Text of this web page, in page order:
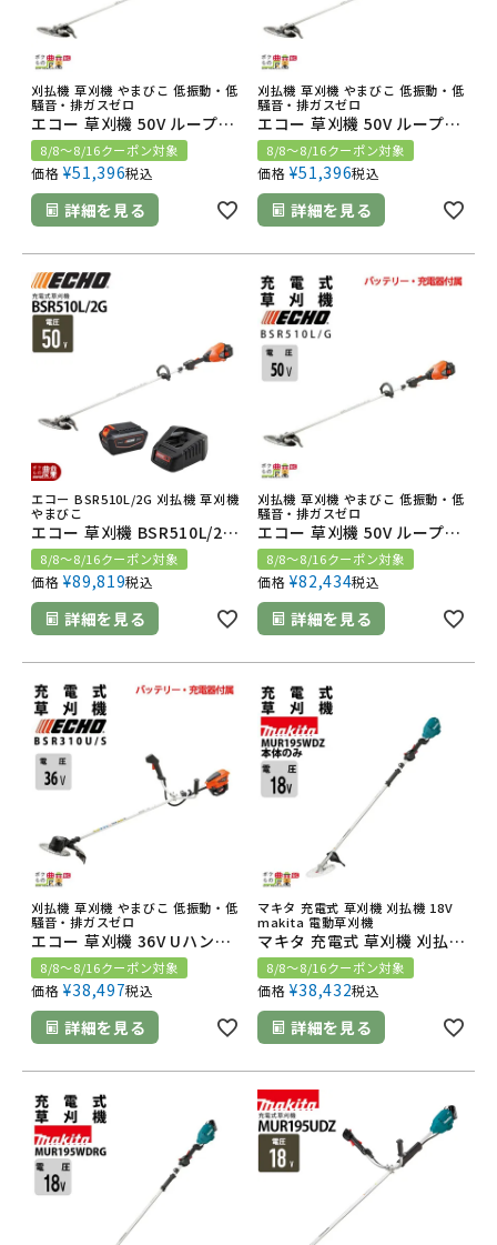
刈払機 草刈機 やまびこ 低振動・低
騒音・排ガスゼロ
エコー 草刈機 50V ループハンドル BSR510U 3.2kg 本体のみ バッテリー・充電器なし
8/8～8/16クーポン対象
価格 ¥51,396税込
詳細を見る
刈払機 草刈機 やまびこ 低振動・低
騒音・排ガスゼロ
エコー 草刈機 50V ループハンドル BSR510L 3.0kg 本体のみ バッテリー・充電器なし
8/8～8/16クーポン対象
価格 ¥51,396税込
詳細を見る
エコー BSR510L/2G 刈払機 草刈機
やまびこ
エコー 草刈機 BSR510L/2G 充電式 50V ループハンドル 3.0kg 2Pバッテリー・充電器付属
8/8～8/16クーポン対象
価格 ¥89,819税込
詳細を見る
刈払機 草刈機 やまびこ 低振動・低
騒音・排ガスゼロ
エコー 草刈機 50V ループハンドル BSR510L/G 3.0kg 1Pバッテリー・充電器付属
8/8～8/16クーポン対象
価格 ¥82,434税込
詳細を見る
刈払機 草刈機 やまびこ 低振動・低
騒音・排ガスゼロ
エコー 草刈機 36V Uハンドル 肩掛け BSR310U/S 2.7kg アルミ操作桿 バッテリー・充電器付属
8/8～8/16クーポン対象
価格 ¥38,497税込
詳細を見る
マキタ 充電式 草刈機 刈払機 18V
makita 電動草刈機
マキタ 充電式 草刈機 刈払機 18V MUR195WDZ 2グリップ 本体のみ バッテリ・充電器別売 チップソー付
8/8～8/16クーポン対象
価格 ¥38,432税込
詳細を見る